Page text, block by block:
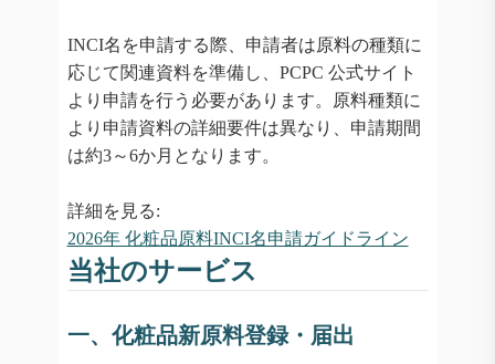
INCI名を申請する際、申請者は原料の種類に
応じて関連資料を準備し、PCPC 公式サイト
より申請を行う必要があります。原料種類に
より申請資料の詳細要件は異なり、申請期間
は約3～6か月となります。
詳細を見る:
2026年 化粧品原料INCI名申請ガイドライン
当社のサービス
一、化粧品新原料登録・届出